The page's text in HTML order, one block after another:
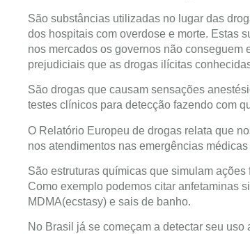
São substâncias utilizadas no lugar das
dos hospitais com overdose e morte. Estas
nos mercados os governos não
prejudiciais que as drogas ilícitas
São drogas que causam sensações
testes clínicos para detecção fazendo com
O Relatório Europeu de drogas relata que
nos atendimentos nas emergências
São estruturas químicas que simulam
Como exemplo podemos citar anfetaminas
MDMA(ecstasy) e sais de banho.
No Brasil já se começam a detectar seu